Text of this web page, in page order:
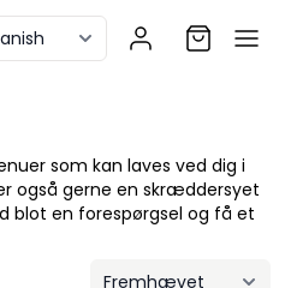
som kan laves ved dig i
også gerne en skræddersyet
blot en forespørgsel og få et